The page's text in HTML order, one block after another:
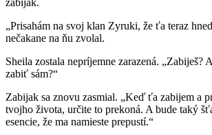
„Prisahám na svoj klan Zyruki, že ťa teraz
nečakane na ňu zvolal.
Sheila zostala nepríjemne zarazená. „Zabiješ?
zabiť sám?“
Zabijak sa znovu zasmial. „Keď ťa zabijem a
tvojho života, určite to prekoná. A bude taký
esencie, že ma namieste prepustí.“